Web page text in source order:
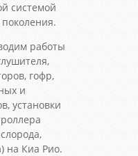
системой
работы
гофр,
и
установки
на Киа Рио.